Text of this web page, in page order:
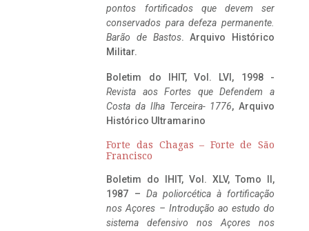
pontos fortificados que devem ser
conservados para defeza permanente.
Barão de Bastos. Arquivo Histórico
Militar.
Boletim do IHIT, Vol. LVI, 1998 -
Revista aos Fortes que Defendem a
Costa da Ilha Terceira- 1776, Arquivo
Histórico Ultramarino
Forte das Chagas – Forte de São
Francisco
Boletim do IHIT, Vol. XLV, Tomo II,
1987 – Da poliorcética à fortificação
nos Açores – Introdução ao estudo do
sistema defensivo nos Açores nos